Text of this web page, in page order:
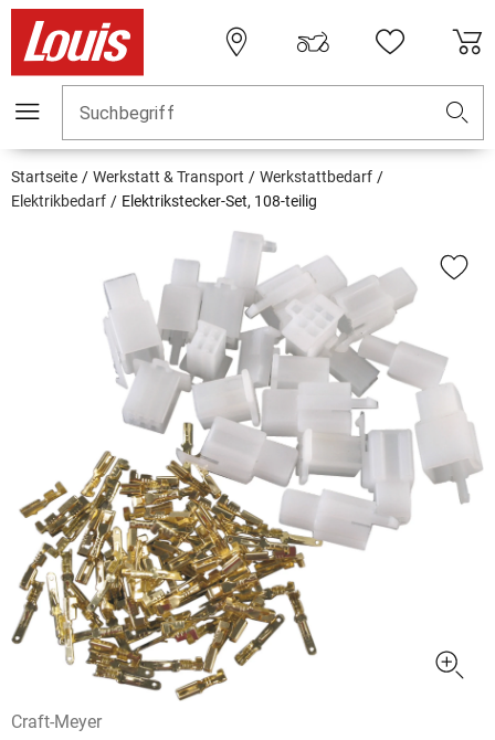
Suchbegriff
Startseite Werkstatt & Transport
Werkstattbedarf
Elektrikbedarf
Elektrikstecker-Set, 108-teilig
Craft-Meyer